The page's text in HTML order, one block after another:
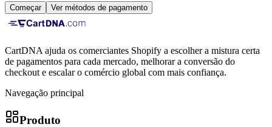
Começar Ver métodos de pagamento
CartDNA ajuda os comerciantes Shopify a escolher a mistura certa
de pagamentos para cada mercado, melhorar a conversão do
checkout e escalar o comércio global com mais confiança.
Navegação principal
Produto